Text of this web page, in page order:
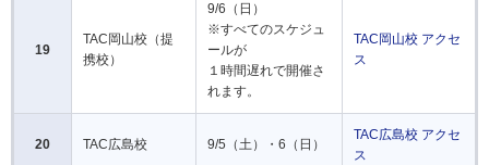
19
TAC岡山校（提
携校）
9/6（日）
※すべてのスケジュ
ールが
１時間遅れで開催さ
れます。
TAC岡山校 アクセ
ス
20 TAC広島校 9/5（土）・6（日）
TAC広島校 アクセ
ス